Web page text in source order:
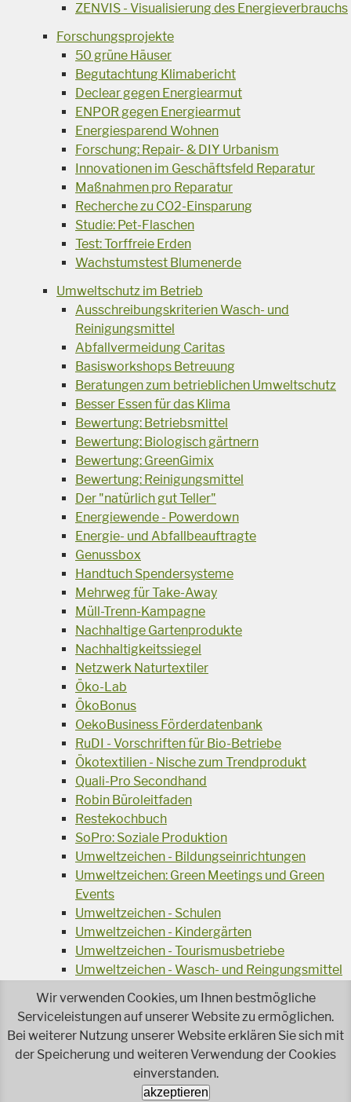
ZENVIS - Visualisierung des Energieverbrauchs
Forschungsprojekte
50 grüne Häuser
Begutachtung Klimabericht
Declear gegen Energiearmut
ENPOR gegen Energiearmut
Energiesparend Wohnen
Forschung: Repair- & DIY Urbanism
Innovationen im Geschäftsfeld Reparatur
Maßnahmen pro Reparatur
Recherche zu CO2-Einsparung
Studie: Pet-Flaschen
Test: Torffreie Erden
Wachstumstest Blumenerde
Umweltschutz im Betrieb
Ausschreibungskriterien Wasch- und
Reinigungsmittel
Abfallvermeidung Caritas
Basisworkshops Betreuung
Beratungen zum betrieblichen Umweltschutz
Besser Essen für das Klima
Bewertung: Betriebsmittel
Bewertung: Biologisch gärtnern
Bewertung: GreenGimix
Bewertung: Reinigungsmittel
Der "natürlich gut Teller"
Energiewende - Powerdown
Energie- und Abfallbeauftragte
Genussbox
Handtuch Spendersysteme
Mehrweg für Take-Away
Müll-Trenn-Kampagne
Nachhaltige Gartenprodukte
Nachhaltigkeitssiegel
Netzwerk Naturtextiler
Öko-Lab
ÖkoBonus
OekoBusiness Förderdatenbank
RuDI - Vorschriften für Bio-Betriebe
Ökotextilien - Nische zum Trendprodukt
Quali-Pro Secondhand
Robin Büroleitfaden
Restekochbuch
SoPro: Soziale Produktion
Umweltzeichen - Bildungseinrichtungen
Umweltzeichen: Green Meetings und Green
Events
Umweltzeichen - Schulen
Umweltzeichen - Kindergärten
Umweltzeichen - Tourismusbetriebe
Umweltzeichen - Wasch- und Reingungsmittel
Veranstaltungsreihe Ressourcen-Effizienz
Wiederverwendung von Elektroaltgeräten
Wasser - das Businessgetränk
Wohnprojekt Parcours
Jetzt faire und ökologische Mode kaufen!
Wir verwenden Cookies, um Ihnen bestmögliche
Serviceleistungen auf unserer Website zu ermöglichen.
Bei weiterer Nutzung unserer Website erklären Sie sich mit
der Speicherung und weiteren Verwendung der Cookies
einverstanden.
akzeptieren